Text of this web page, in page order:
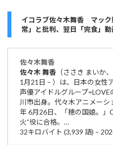
イコラブ佐々木舞香 マック
常」と批判、翌日「完食」
佐々木舞香
佐々木舞香 （ささき まいか
1月21日 – ）は、日本の女性
声優アイドルグループ
川市出身。代々木アニメー
年 6月26日、「穂の国娘。」
火”役に合格。…
32キロバイト (3,939 語) –